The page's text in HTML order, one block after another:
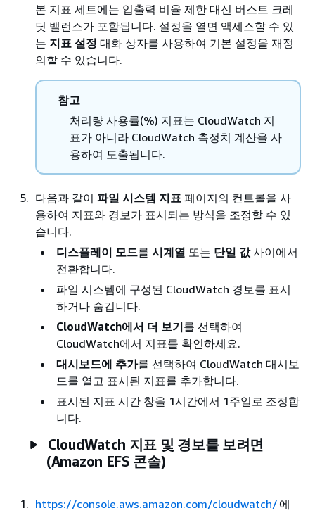
본 지표 세트에는 입출력 비율 제한 대신 버스트 크레
딧 밸런스가 포함됩니다. 설정을 열면 액세스할 수 있
는 지표 설정 대화 상자를 사용하여 기본 설정을 재정
의할 수 있습니다.
참고
처리량 사용률(%) 지표는 CloudWatch 지
표가 아니라 CloudWatch 측정치 계산을 사
용하여 도출됩니다.
다음과 같이 파일 시스템 지표 페이지의 컨트롤을 사
용하여 지표와 경보가 표시되는 방식을 조정할 수 있
습니다.
디스플레이 모드를 시계열 또는 단일 값사이에서
전환합니다.
파일 시스템에 구성된 CloudWatch 경보를 표시
하거나 숨깁니다.
CloudWatch에서 더 보기를 선택하여
CloudWatch에서 지표를 확인하세요.
대시보드에 추가를 선택하여 CloudWatch 대시보
드를 열고 표시된 지표를 추가합니다.
표시된 지표 시간 창을 1시간에서 1주일로 조정합
니다.
CloudWatch 지표 및 경보를 보려면
(Amazon EFS 콘솔)
https://console.aws.amazon.com/cloudwatch/에